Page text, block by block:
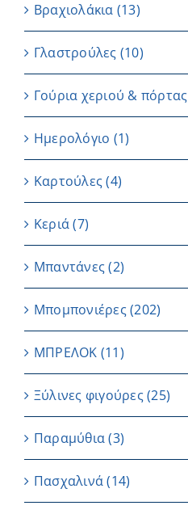
Βραχιολάκια (13)
Γλαστρούλες (10)
Γούρια χεριού & πόρτας
Ημερολόγιο (1)
Καρτούλες (4)
Κεριά (7)
Μπαντάνες (2)
Μπομπονιέρες(202)
ΜΠΡΕΛΟΚ (11)
Ξύλινες φιγούρες(25)
Παραμύθια (3)
Πασχαλινά (14)